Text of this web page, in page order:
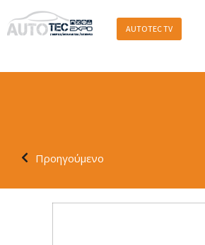
AUTOTEC TV
Προηγούμενο